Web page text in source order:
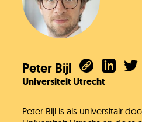
Peter Bijl
Universiteit Utrecht
Peter Bijl is als universitair